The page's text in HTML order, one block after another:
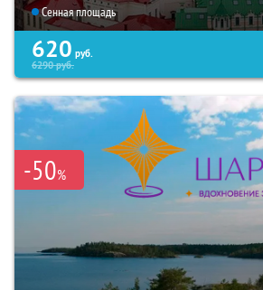
Сенная площадь
620 руб.
6290руб.
-50%